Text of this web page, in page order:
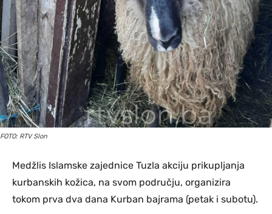
FOTO: RTV Slon
Medžlis Islamske zajednice Tuzla akciju prikupljanja
kurbanskih kožica, na svom području, organizira
tokom prva dva dana Kurban bajrama (petak i subotu).